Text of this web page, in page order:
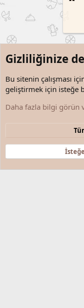
Şartlar ve
Community platform by
Gizliliğinize
Bu sitenin çalışması
geliştirmek için isteğe
Daha fazla bilgi görün